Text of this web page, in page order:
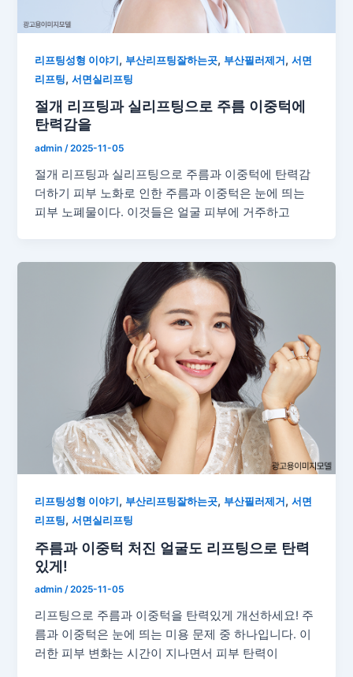
리프팅성형 이야기, 부산리프팅잘하는곳, 부산필러제거,서면
리프팅,서면실리프팅
절개 리프팅과 실리프팅으로 주름 이중턱에
탄력감을
admin/2025-11-05
절개 리프팅과 실리프팅으로 주름과 이중턱에 탄력감
더하기 피부 노화로 인한 주름과 이중턱은 눈에 띄는
피부 노폐물이다. 이것들은 얼굴 피부에 거주하고
리프팅성형 이야기 , 부산리프팅잘하는곳, 부산필러제거 ,서면
리프팅,서면실리프팅
주름과 이중턱 처진 얼굴도 리프팅으로 탄력
있게!
admin/2025-11-05
리프팅으로 주름과 이중턱을 탄력있게 개선하세요! 주
름과 이중턱은 눈에 띄는 미용 문제 중 하나입니다. 이
러한 피부 변화는 시간이 지나면서 피부 탄력이